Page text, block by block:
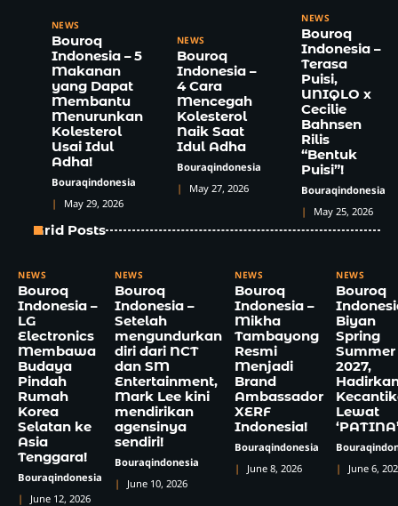
NEWS
Bouroq
Indonesia – 5
Makanan
yang Dapat
Membantu
Menurunkan
Kolesterol
Usai Idul
Adha!
Bouraqindonesia
May 29, 2026
NEWS
Bouroq
Indonesia –
4 Cara
Mencegah
Kolesterol
Naik Saat
Idul Adha
Bouraqindonesia
May 27, 2026
NEWS
Bouroq
Indonesia –
Terasa
Puisi,
UNIQLO x
Cecilie
Bahnsen
Rilis
“Bentuk
Puisi”!
Bouraqindonesia
May 25, 2026
Grid Posts
NEWS
Bouroq
Indonesia –
LG
Electronics
Membawa
Budaya
Pindah
Rumah
Korea
Selatan ke
Asia
Tenggara!
Bouraqindonesia
June 12, 2026
NEWS
Bouroq
Indonesia –
Setelah
mengundurkan
diri dari NCT
dan SM
Entertainment,
Mark Lee kini
mendirikan
agensinya
sendiri!
Bouraqindonesia
June 10, 2026
NEWS
Bouroq
Indonesia –
Mikha
Tambayong
Resmi
Menjadi
Brand
Ambassador
XERF
Indonesia!
Bouraqindonesia
June 8, 2026
NEWS
Bouroq
Biyan
Spring
Summer
2027,
Lewat
June 6,